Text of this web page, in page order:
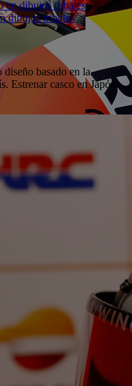
dibujos tribales
basado en la
Estrenar casco en Japón